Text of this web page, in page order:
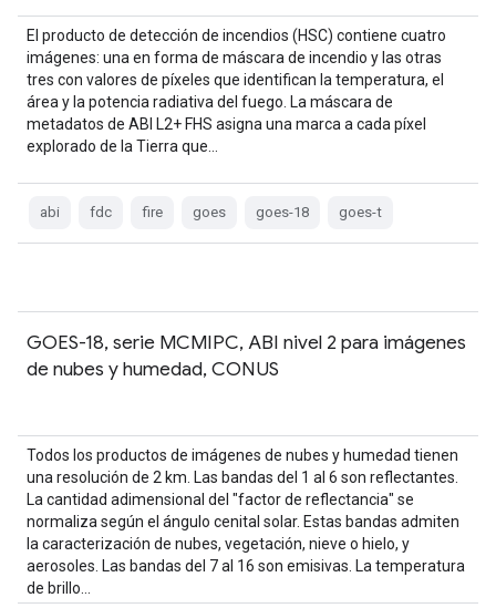
El producto de detección de incendios (HSC) contiene cuatro
imágenes: una en forma de máscara de incendio y las otras
tres con valores de píxeles que identifican la temperatura, el
área y la potencia radiativa del fuego. La máscara de
metadatos de ABI L2+ FHS asigna una marca a cada píxel
explorado de la Tierra que…
abi fdc fire goes goes-18 goes-t
GOES-18, serie MCMIPC, ABI nivel 2 para imágenes
de nubes y humedad, CONUS
Todos los productos de imágenes de nubes y humedad tienen
una resolución de 2 km. Las bandas del 1 al 6 son reflectantes.
La cantidad adimensional del "factor de reflectancia" se
normaliza según el ángulo cenital solar. Estas bandas admiten
la caracterización de nubes, vegetación, nieve o hielo, y
aerosoles. Las bandas del 7 al 16 son emisivas. La temperatura
de brillo…